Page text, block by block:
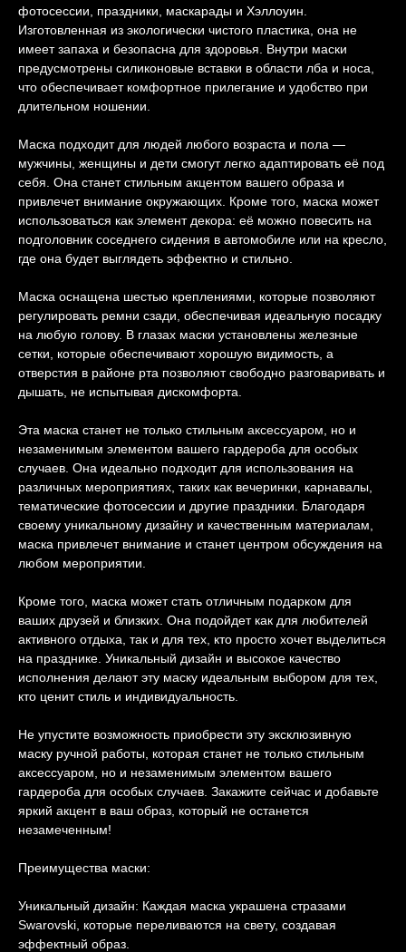
фотосессии, праздники, маскарады и Хэллоуин.
Изготовленная из экологически чистого пластика, она не
имеет запаха и безопасна для здоровья. Внутри маски
предусмотрены силиконовые вставки в области лба и носа,
что обеспечивает комфортное прилегание и удобство при
длительном ношении.
Маска подходит для людей любого возраста и пола —
мужчины, женщины и дети смогут легко адаптировать её под
себя. Она станет стильным акцентом вашего образа и
привлечет внимание окружающих. Кроме того, маска может
использоваться как элемент декора: её можно повесить на
подголовник соседнего сидения в автомобиле или на кресло,
где она будет выглядеть эффектно и стильно.
Маска оснащена шестью креплениями, которые позволяют
регулировать ремни сзади, обеспечивая идеальную посадку
на любую голову. В глазах маски установлены железные
сетки, которые обеспечивают хорошую видимость, а
отверстия в районе рта позволяют свободно разговаривать и
дышать, не испытывая дискомфорта.
Эта маска станет не только стильным аксессуаром, но и
незаменимым элементом вашего гардероба для особых
случаев. Она идеально подходит для использования на
различных мероприятиях, таких как вечеринки, карнавалы,
тематические фотосессии и другие праздники. Благодаря
своему уникальному дизайну и качественным материалам,
маска привлечет внимание и станет центром обсуждения на
любом мероприятии.
Кроме того, маска может стать отличным подарком для
ваших друзей и близких. Она подойдет как для любителей
активного отдыха, так и для тех, кто просто хочет выделиться
на празднике. Уникальный дизайн и высокое качество
исполнения делают эту маску идеальным выбором для тех,
кто ценит стиль и индивидуальность.
Не упустите возможность приобрести эту эксклюзивную
маску ручной работы, которая станет не только стильным
аксессуаром, но и незаменимым элементом вашего
гардероба для особых случаев. Закажите сейчас и добавьте
яркий акцент в ваш образ, который не останется
незамеченным!
Преимущества маски:
Уникальный дизайн: Каждая маска украшена стразами
Swarovski, которые переливаются на свету, создавая
эффектный образ.